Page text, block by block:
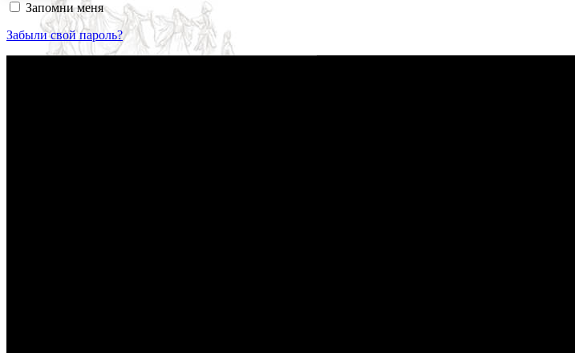
Запомни меня
Забыли свой пароль?